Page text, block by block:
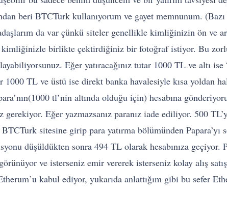
beri BTCTurk kullanıyorum ve gayet memnunum.
da var çünkü siteler genellikle kimliğinizin ön ve
birlikte çektirdiğiniz bir fotoğraf istiyor. Bu
Eğer yatıracağınız tutar 1000 TL ve altı
1000 TL ve üstü ise direkt banka havalesiyle kısa
tl’nin altında olduğu için) hesabına
gerekiyor. Eğer yazmazsanız paranız iade ediliyor. 500
sitesine girip para yatırma bölümünden Papara’yı
düşüldükten sonra 494 TL olarak hesabınıza geçiyor.
ve isterseniz emir vererek isterseniz kolay alış
kabul ediyor, yukarıda anlattığım gibi bu sefer